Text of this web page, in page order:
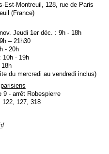
Est-Montreuil, 128, rue de Paris
(France)
Jeudi 1er déc. : 9h - 18h
– 21h30
- 20h
10h - 19h
du mercredi au vendredi inclus)
9 - arrêt Robespierre
122, 127, 318
/